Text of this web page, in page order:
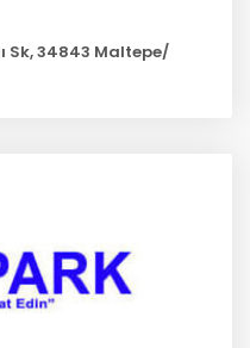
Sk, 34843 Maltepe/